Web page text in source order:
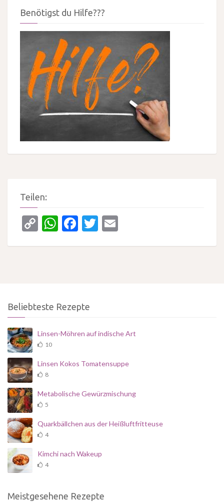
Benötigst du Hilfe???
Teilen:
CopyWhatsApp
Facebook
Twitter
Beliebteste Rezepte
Linsen-Möhren auf indische Art
10
Linsen Kokos Tomatensuppe
8
Metabolische Gewürzmischung
5
Quarkbällchen aus der Heißluftfritteuse
4
Kimchi nach Wakeup
4
Meistgesehene Rezepte